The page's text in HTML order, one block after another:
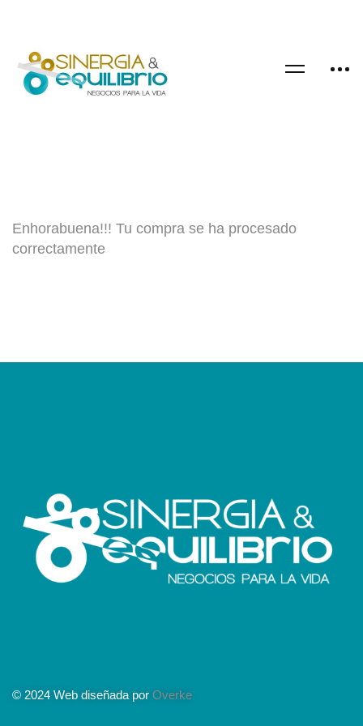
Enhorabuena!!! Tu compra se ha procesado
correctamente
© 2024 Web diseñada por Overke